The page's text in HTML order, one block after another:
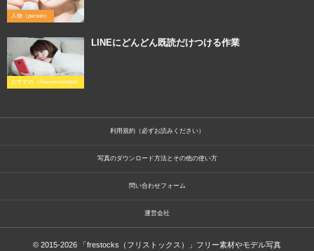
人物（person）
おすすめ（Recommended）
LINEにどんどん既読だけつける作業
利用規約（必ずお読みください）
写真のダウンロード方法とその他の使い方
問い合わせフォーム
運営会社
© 2015-2026 「frestocks（フリストックス）」フリー素材やモデル写真